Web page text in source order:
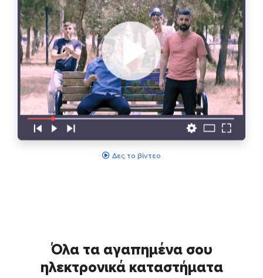
Δες το βίντεο
Όλα τα αγαπημένα σου
ηλεκτρονικά καταστήματα